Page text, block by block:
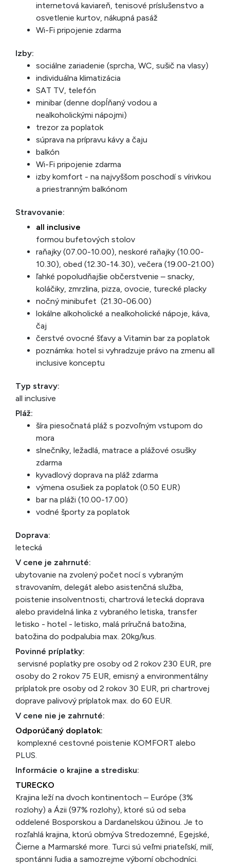
internetová kaviareň, tenisové príslušenstvo a
osvetlenie kurtov, nákupná pasáž
Wi-Fi pripojenie zdarma
Izby:
sociálne zariadenie (sprcha, WC, sušič na vlasy)
individuálna klimatizácia
SAT TV, telefón
minibar (denne dopĺňaný vodou a
nealkoholickými nápojmi)
trezor za poplatok
súprava na prípravu kávy a čaju
balkón
Wi-Fi pripojenie zdarma
izby komfort - na najvyššom poschodí s vírivkou
a priestranným balkónom
Stravovanie:
all inclusive
formou bufetových stolov
raňajky (07.00-10.00), neskoré raňajky (10.00-
10.30), obed (12.30-14.30), večera (19.00-21.00)
ľahké popoludňajšie občerstvenie – snacky,
koláčiky, zmrzlina, pizza, ovocie, turecké placky
nočný minibufet (21.30-06.00)
lokálne alkoholické a nealkoholické nápoje, káva,
čaj
čerstvé ovocné šťavy a Vitamin bar za poplatok
poznámka: hotel si vyhradzuje právo na zmenu all
inclusive konceptu
Typ stravy:
all inclusive
Pláž:
šíra piesočnatá pláž s pozvoľným vstupom do
mora
slnečníky, ležadlá, matrace a plážové osušky
zdarma
kyvadlový doprava na pláž zdarma
výmena osušiek za poplatok (0.50 EUR)
bar na pláži (10.00-17.00)
vodné športy za poplatok
Doprava:
letecká
V cene je zahrnuté:
ubytovanie na zvolený počet nocí s vybraným
stravovaním, delegát alebo asistenčná služba,
poistenie insolventnosti, chartrová letecká doprava
alebo pravidelná linka z vybraného letiska, transfer
letisko - hotel - letisko, malá príručná batožina,
batožina do podpalubia max. 20kg/kus.
Povinné príplatky:
servisné poplatky pre osoby od 2 rokov 230 EUR, pre
osoby do 2 rokov 75 EUR, emisný a environmentálny
príplatok pre osoby od 2 rokov 30 EUR, pri chartrovej
doprave palivový príplatok max. do 60 EUR.
V cene nie je zahrnuté:
Odporúčaný doplatok:
komplexné cestovné poistenie KOMFORT alebo
PLUS.
Informácie o krajine a stredisku:
TURECKO
Krajina leží na dvoch kontinentoch – Európe (3%
rozlohy) a Ázii (97% rozlohy), ktoré sú od seba
oddelené Bosporskou a Dardanelskou úžinou. Je to
rozľahlá krajina, ktorú obmýva Stredozemné, Egejské,
Čierne a Marmarské more. Turci sú veľmi priateľskí, milí,
spontánni ľudia a samo­zrejme výborní obchodníci.